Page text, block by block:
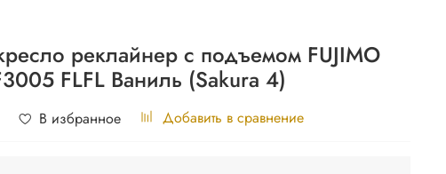
реклайнер с подъемом FUJIMO
FLFL Ваниль (Sakura 4)
В избранное Добавить в сравнение